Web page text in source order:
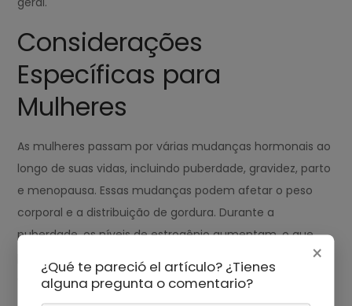
Considerações
Específicas para
Mulheres
As mulheres passam por várias mudanças hormonais ao
longo de suas vidas, incluindo puberdade, gravidez, parto
e menopausa. Essas mudanças podem afetar o peso
corporal e a distribuição de gordura. Durante a
puberdade, os níveis de estrogênio aumentam, o que
características femininas. Os altos níveis de estrogênio
também podem promover o crescimento e o acúmulo
×
¿Qué te pareció el artículo? ¿Tienes
alguna pregunta o comentario?